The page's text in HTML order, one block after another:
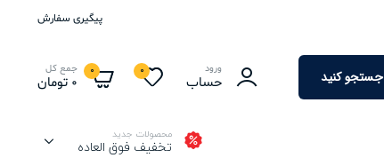
پیگیری سفارش
جستجو کنید ورود
حساب
0
0 جمع کل
0 تومان
محصولات جدید
تخفیف فوق العاده